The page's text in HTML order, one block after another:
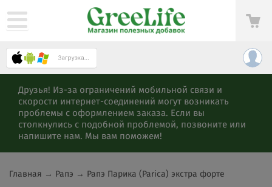
Друзья! Из-за ограничений мобильной связи и
скорости интернет-соединений могут возникать
проблемы с оформлением заказа. Если вы
столкнулись с подобной проблемой, позвоните или
напишите нам. Мы вам поможем!
Главная → Рапэ → Рапэ Парика (Parica) экстра форте